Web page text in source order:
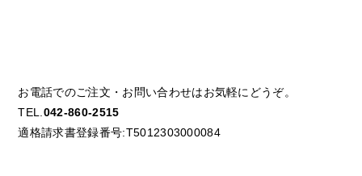
お電話でのご注文・お問い合わせはお気軽にどうぞ。
TEL. 042-860-2515
適格請求書登録番号:T5012303000084